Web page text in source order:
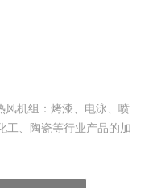
风机组：烤漆、电泳、喷
工、陶瓷等行业产品的加